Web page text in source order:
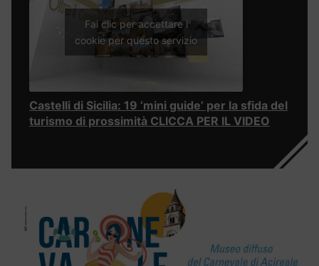
Fai clic per accettare i
cookie per questo servizio
Castelli di Sicilia: 19 ‘mini guide’ per la sfida del
turismo di prossimità CLICCA PER IL VIDEO